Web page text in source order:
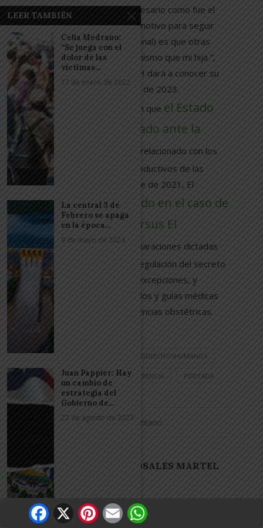
embarazo cuando sea necesario como fue el
caso de Beatriz. Nuestro motivo para seguir
(con la demanda internacional) es que otras
mujeres no pasen por lo mismo que mi hija ”,
explica Delmi. La Corte IDH dará a conocer su
fallo en el último trimestre de 2023.
Esta es la segunda ocasión que el Estado
salvadoreño es llevado ante la
Corte IDH
por un caso relacionado con los
derechos sexuales y reproductivos de las
mujeres: el 2 de noviembre de 2021, El
Salvador fue condenado en el caso de
Manuela y otros versus El
Salvador.Entre las reparaciones dictadas
por la Corte IDH, está la regulación del secreto
profesional médico y sus excepciones, y
adaptación de los protocolos y guías médicas
de atención de las emergencias obstétricas.
#ABORTOTERAPÉUTICO #DERECHOSHUMANOS
#NAYIBBUKELE #TRANSPARENCIA PORTADA
0 comentario
METZI ROSALES MARTEL
LEER TAMBIÉN
Celia Medrano:
“Se juega con el
dolor de las
víctimas...
17 de enero de 2022
La central 3 de
Febrero se apaga
en la época...
9 de mayo de 2024
Juan Pappier: Hay
un cambio de
estrategia del
Gobierno de...
22 de agosto de 2023
Facebook
X Pinterest
Email WhatsApp